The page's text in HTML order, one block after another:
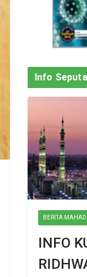
Info
BERITA MAHAD
INFO